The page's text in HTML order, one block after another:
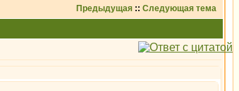
Предыдущая :: Следующая тема